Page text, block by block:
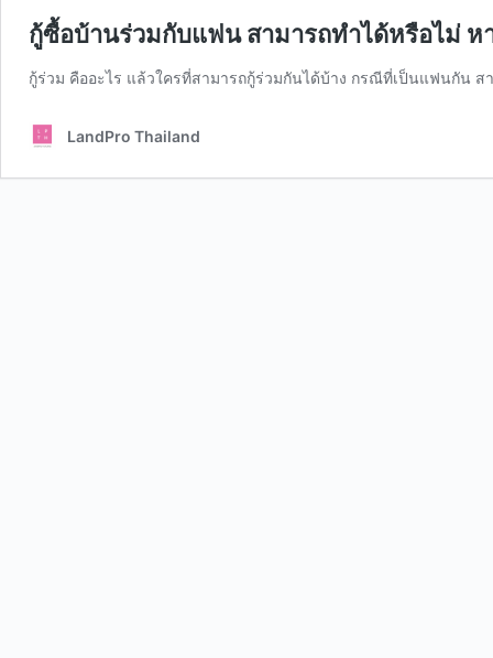
กู้ซื้อบ้านร่วมกับแฟน สามารถทำได้หรือไม่ ห
กู้ร่วม คืออะไร แล้วใครที่สามารถกู้ร่วมกันได้บ้าง กรณีที่เป็นแฟนกัน ส
LandPro Thailand